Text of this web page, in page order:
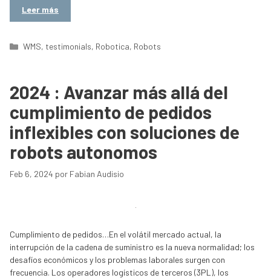
Leer más
Categorías
WMS, testimonials, Robotica, Robots
2024 : Avanzar más allá del
cumplimiento de pedidos
inflexibles con soluciones de
robots autonomos
Feb 6, 2024 por Fabian Audisio
Cumplimiento de pedidos…En el volátil mercado actual, la
interrupción de la cadena de suministro es la nueva normalidad; los
desafíos económicos y los problemas laborales surgen con
frecuencia. Los operadores logísticos de terceros (3PL), los